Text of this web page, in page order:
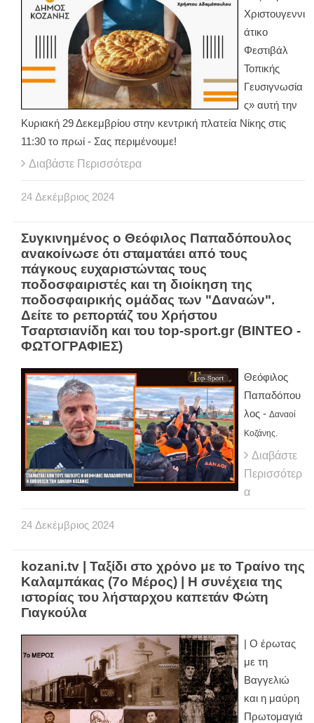
Χριστουγεννι
άτικο
Φεστιβάλ
Τοπικής
Γευσιγνωσία
ς» αυτή την
Κυριακή 29 Δεκεμβρίου στην κεντρική πλατεία Νίκης στις
11:30 το πρωί - Σας περιμένουμε!
Διαβάστε Περισσότερα
24 Δεκέμβριος 2024
Συγκινημένος ο Θεόφιλος Παπαδόπουλος
ανακοίνωσε ότι σταματάει από τους
πάγκους ευχαριστώντας τους
ποδοσφαιριστές και τη διοίκηση της
ποδοσφαιρικής ομάδας των "Δαναών".
Δείτε το ρεπορτάζ του Χρήστου
Τσαρτσιανίδη και του top-sport.gr (ΒΙΝΤΕΟ -
ΦΩΤΟΓΡΑΦΙΕΣ)
Θεόφιλος
Παπαδόπου
λος - Δαναοί
Κοζάνης.
Διαβάστε
Περισσότερ
α
24 Δεκέμβριος 2024
kozani.tv | Ταξίδι στο χρόνο με το Τραίνο της
Καλαμπάκας (7ο Μέρος) | Η συνέχεια της
ιστορίας του λήσταρχου καπετάν Φώτη
Γιαγκούλα
| Ο έρωτας
με τη
Βαγγελιώ
και η μαύρη
Πρωτομαγιά